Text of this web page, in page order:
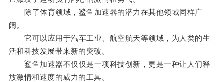
除了体育领域，鲨鱼加速器的潜力在其他领域同样广
阔。
它可以应用于汽车工业、航空航天等领域，为人类的生
活和科技发展带来新的突破。
鲨鱼加速器不仅仅是一项科技创新，更是一种让人们释
放激情和速度的威力的工具。